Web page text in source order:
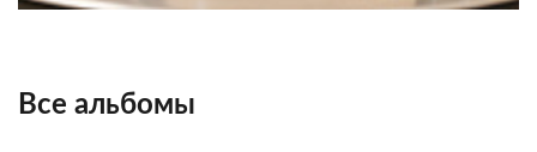
Все альбомы